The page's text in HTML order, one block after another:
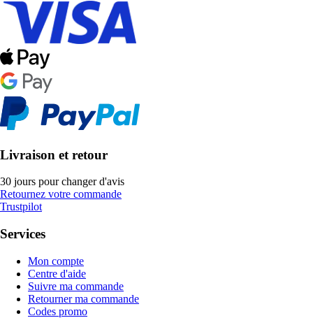
Livraison et retour
30 jours pour changer d'avis
Retournez votre commande
Trustpilot
Services
Mon compte
Centre d'aide
Suivre ma commande
Retourner ma commande
Codes promo